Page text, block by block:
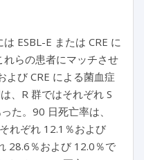
ESBL-E または CRE に
らの患者にマッチさせ
よび CRE による菌血症
、R 群ではそれぞれ S
た。90 日死亡率は、
れぞれ 12.1％および
28.6％および 12.0％で